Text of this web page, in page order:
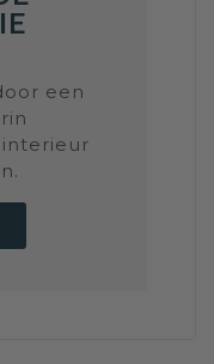
een